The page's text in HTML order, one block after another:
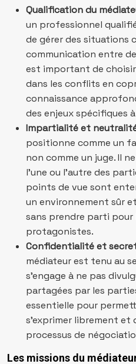
Qualification du
un professionnel
de gérer des situations
communication entre
est important de
dans les conflits en
connaissance
des enjeux spécifiques
Impartialité et
positionne comme un
non comme un juge. Il
l’une ou l’autre des
points de vue sont
un environnement sûr
sans prendre parti pour
protagonistes.
Confidentialité et
médiateur est tenu au
s’engage à ne pas
partagées par les
essentielle pour
s’exprimer librement et
processus de
Les missions du